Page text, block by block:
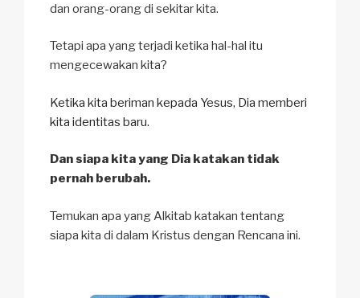
dan orang-orang di sekitar kita.
Tetapi apa yang terjadi ketika hal-hal itu
mengecewakan kita?
Ketika kita beriman kepada Yesus, Dia memberi
kita identitas baru.
Dan siapa kita yang Dia katakan tidak
pernah berubah.
Temukan apa yang Alkitab katakan tentang
siapa kita di dalam Kristus dengan Rencana ini.